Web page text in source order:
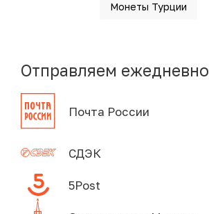
Монеты Турции
Отправляем ежедневно
Почта России
СДЭК
5Post